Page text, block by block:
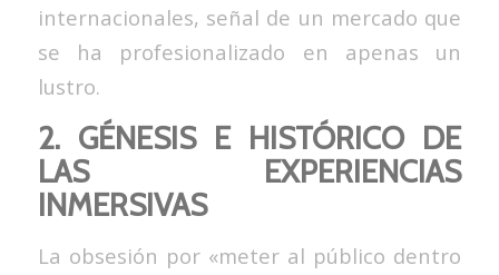
internacionales, señal de un mercado que
se ha profesionalizado en apenas un
lustro.
2. GÉNESIS E HISTÓRICO DE
LAS EXPERIENCIAS
INMERSIVAS
La obsesión por «meter al público dentro